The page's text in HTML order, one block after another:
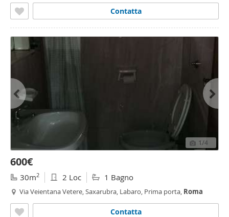
Contatta
1/4
600€
30m2 2 Loc 1 Bagno
Via Veientana Vetere, Saxarubra, Labaro, Prima porta, Roma
Contatta